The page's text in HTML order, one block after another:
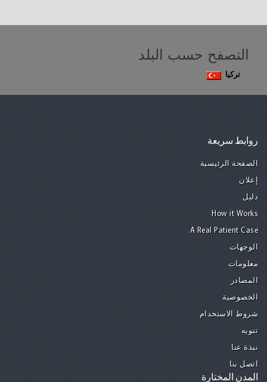
التصفح حسب البلد
تركيا
روابط سريعة
الصفحة الرئيسية
إعلان
دليل
How it Works
A Real Patient Case
الوجهات
معلومات
المصادر
الخصوصية
شروط الاستخدام
تنويه
نبذة عنا
اتصل بنا
المدن المختارة